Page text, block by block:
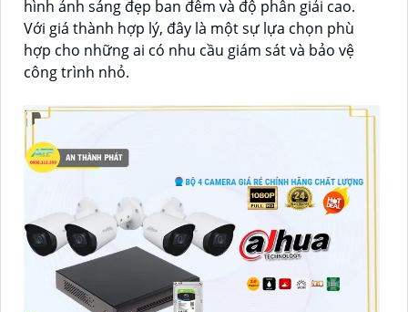
hình ảnh sáng đẹp ban đêm và độ phân giải cao.
Với giá thành hợp lý, đây là một sự lựa chọn phù
hợp cho những ai có nhu cầu giám sát và bảo vệ
công trình nhỏ.